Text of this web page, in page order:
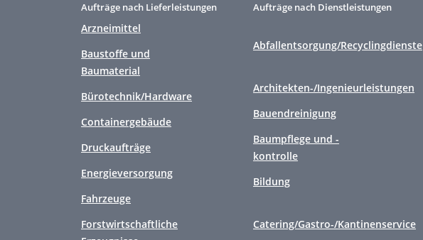
Aufträge nach Lieferleistungen
Arzneimittel
Baustoffe und
Baumaterial
Bürotechnik/Hardware
Containergebäude
Druckaufträge
Energieversorgung
Fahrzeuge
Forstwirtschaftliche
Aufträge nach Dienstleistungen
Abfallentsorgung/Recyclingdienste
Architekten-/Ingenieurleistungen
Bauendreinigung
Baumpflege und -
kontrolle
Bildung
Catering/Gastro-/Kantinenservice